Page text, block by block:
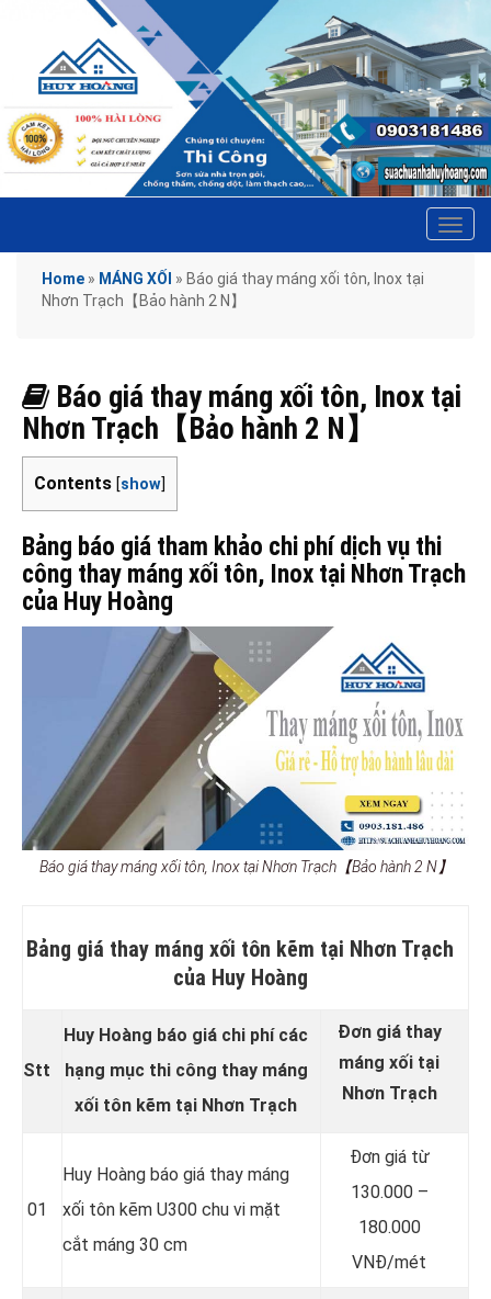
Home » MÁNG XỐI » Báo giá thay máng xối tôn, Inox tại
Nhơn Trạch【Bảo hành 2 N】
Báo giá thay máng xối tôn, Inox tại
Nhơn Trạch【Bảo hành 2 N】
Contents [show]
Bảng báo giá tham khảo chi phí dịch vụ thi
công thay máng xối tôn, Inox tại Nhơn Trạch
của Huy Hoàng
Báo giá thay máng xối tôn, Inox tại Nhơn Trạch【Bảo hành 2 N】
Bảng giá thay máng xối tôn kẽm tại Nhơn Trạch
của Huy Hoàng
Stt
Huy Hoàng báo giá chi phí các
hạng mục thi công thay máng
xối tôn kẽm tại Nhơn Trạch
Đơn giá thay
máng xối tại
Nhơn Trạch
01
Huy Hoàng báo giá thay máng
xối tôn kẽm U300 chu vi mặt
cắt máng 30 cm
Đơn giá từ
130.000 –
180.000
VNĐ/mét